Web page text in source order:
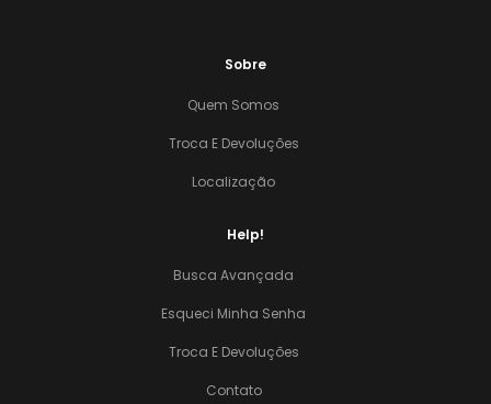
Sobre
Quem Somos
Troca E Devoluções
Localização
Help!
Busca Avançada
Esqueci Minha Senha
Troca E Devoluções
Contato